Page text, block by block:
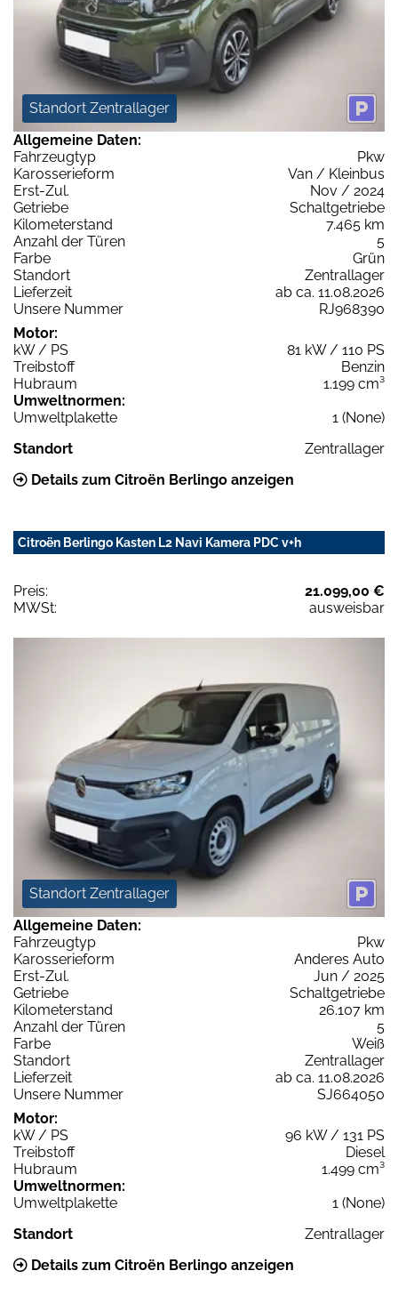
Standort Zentrallager
Allgemeine Daten:
Fahrzeugtyp
Pkw
Karosserieform
Van / Kleinbus
Erst-Zul.
Nov / 2024
Getriebe
Schaltgetriebe
Kilometerstand
7.465 km
Anzahl der Türen
5
Farbe
Grün
Standort
Zentrallager
Lieferzeit
ab ca. 11.08.2026
Unsere Nummer
RJ968390
Motor:
kW / PS
81 kW / 110 PS
Treibstoff
Benzin
Hubraum
1.199 cm³
Umweltnormen:
Umweltplakette
1 (None)
Standort
Zentrallager
Details zum Citroën Berlingo anzeigen
Citroën Berlingo Kasten L2 Navi Kamera PDC v+h
Preis:
21.099,00 €
MWSt:
ausweisbar
Standort Zentrallager
Allgemeine Daten:
Fahrzeugtyp
Pkw
Karosserieform
Anderes Auto
Erst-Zul.
Jun / 2025
Getriebe
Schaltgetriebe
Kilometerstand
26.107 km
Anzahl der Türen
5
Farbe
Weiß
Standort
Zentrallager
Lieferzeit
ab ca. 11.08.2026
Unsere Nummer
SJ664050
Motor:
kW / PS
96 kW / 131 PS
Treibstoff
Diesel
Hubraum
1.499 cm³
Umweltnormen:
Umweltplakette
1 (None)
Standort
Zentrallager
Details zum Citroën Berlingo anzeigen